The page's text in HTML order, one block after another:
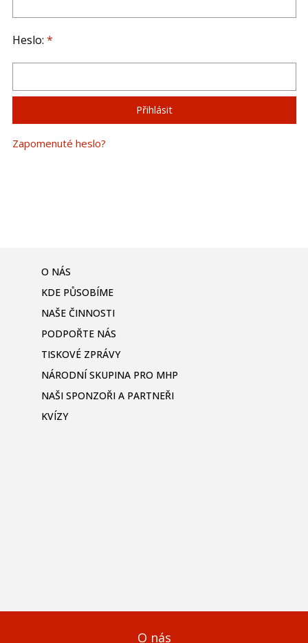
Heslo: *
Zapomenuté heslo?
O NÁS
KDE PŮSOBÍME
NAŠE ČINNOSTI
PODPOŘTE NÁS
TISKOVÉ ZPRÁVY
NÁRODNÍ SKUPINA PRO MHP
NAŠI SPONZOŘI A PARTNEŘI
KVÍZY
O nás